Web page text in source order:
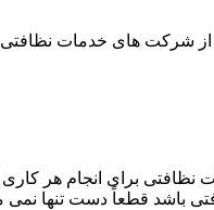
شرکت های خدمات
برای انجام هر
باشد قطعاً دست تنها نمی